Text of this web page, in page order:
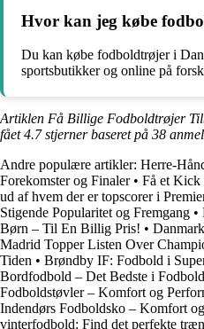
Hvor kan jeg købe
Du kan købe fodboldtrøjer i
sportsbutikker og online på
Artiklen Få Billige Fodboldtrøjer
fået4.7stjerner baseret på 38
Andre populære artikler: Herre-
Forekomster og Finaler• Få et Kick
ud af hvem der er topscorer i
Stigende Popularitet og Fremgang •
Børn – Til En Billig Pris! •
Madrid Topper Listen Over
Tiden • Brøndby IF: Fodbold i
Bordfodbold – Det Bedste i
Fodboldstøvler – Komfort og
Indendørs Fodboldsko – Komfort
vinterfodbold: Find det perfekte